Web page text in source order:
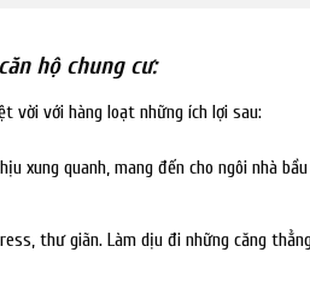
hộ chung cư:
vời với hàng loạt những ích lợi sau:
xung quanh, mang đến cho ngôi nhà
thư giãn. Làm dịu đi những căng